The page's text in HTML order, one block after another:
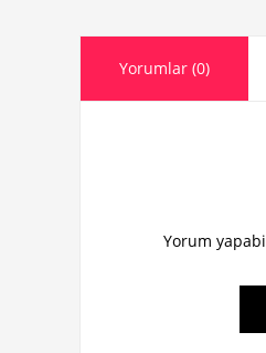
Yorumlar (0)
Yorum